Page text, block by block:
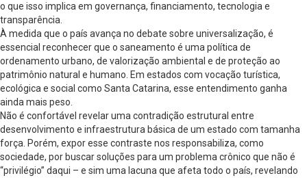
o que isso implica em governança, financiamento, tecnologia e
transparência.
À medida que o país avança no debate sobre universalização, é
essencial reconhecer que o saneamento é uma política de
ordenamento urbano, de valorização ambiental e de proteção ao
patrimônio natural e humano. Em estados com vocação turística,
ecológica e social como Santa Catarina, esse entendimento ganha
ainda mais peso.
Não é confortável revelar uma contradição estrutural entre
desenvolvimento e infraestrutura básica de um estado com tamanha
força. Porém, expor esse contraste nos responsabiliza, como
sociedade, por buscar soluções para um problema crônico que não é
“privilégio” daqui – e sim uma lacuna que afeta todo o país, revelando